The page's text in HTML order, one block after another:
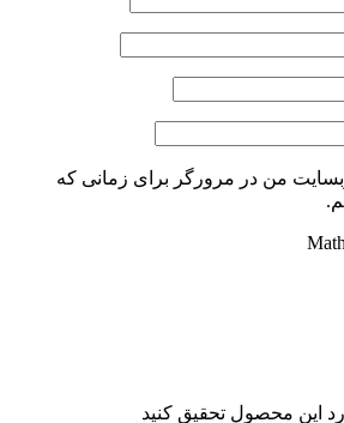
من در مرورگر برای زمانی که
این محصول تحقیق کنید